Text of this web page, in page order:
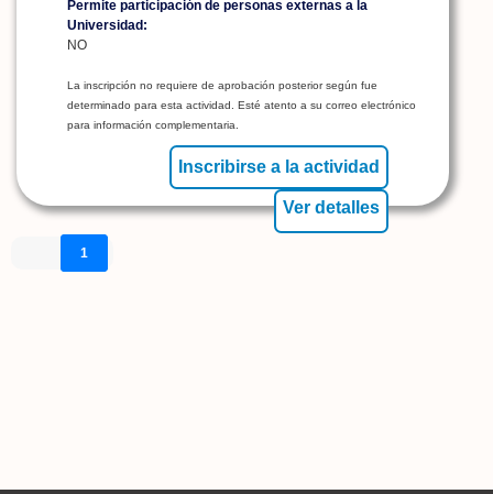
Permite participación de personas externas a la
Universidad:
NO
La inscripción no requiere de aprobación posterior según fue
determinado para esta actividad. Esté atento a su correo electrónico
para información complementaria.
Inscribirse a la actividad
Ver detalles
1